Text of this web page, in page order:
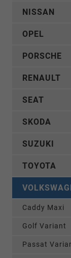
NISSAN
OPEL
PORSCHE
RENAULT
SEAT
SKODA
SUZUKI
TOYOTA
Caddy Maxi
Golf Variant
Passat